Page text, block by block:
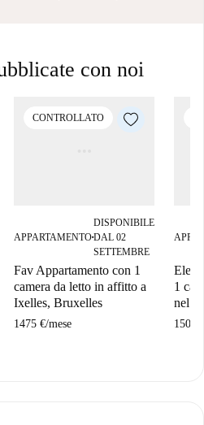
con noi
CONTROLLATO
APPARTAMENTO■
DISPONIBILE
DAL 02
SETTEMBRE
Fav Appartamento con 1
camera da letto in affitto a
Ixelles, Bruxelles
1475 €/mese
1
nel
1500